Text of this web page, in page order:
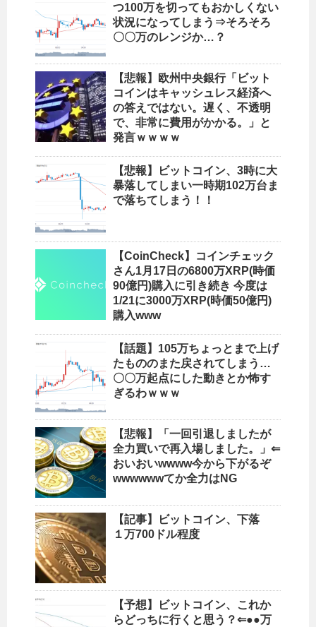
つ100万を切ってもおかしくない
状況になってしまう⇒そろそろ
〇〇万のレンジか…？
【悲報】欧州中央銀行「ビット
コインはキャッシュレス経済へ
の答えではない。遅く、不透明
で、非常に費用がかかる。」と
発言ｗｗｗｗ
【悲報】ビットコイン、3時に大
暴落してしまい一時期102万台ま
で落ちてしまう！！
【CoinCheck】コインチェック
さん1月17日の6800万XRP(時価
90億円)購入に引き続き 今度は
1/21に3000万XRP(時価50億円)
購入www
【話題】105万ちょっとまで上げ
たもののまた戻されてしまう…
〇〇万起点にした動きとか怖す
ぎるわｗｗｗ
【悲報】「一回引退しましたが
全力買いで再入場しました。」⇐
おいおいwwww今から下がるぞ
wwwwwwてか全力はNG
【記事】ビットコイン、下落
１万700ドル程度
【予想】ビットコイン、これか
らどっちに行くと思う？⇐●●万